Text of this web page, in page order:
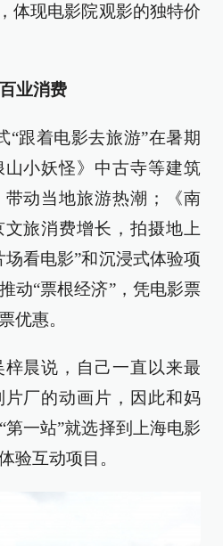
体现电影院观影的独特价
业消费
“跟着电影去旅游”在暑期
小妖怪》中古寺等建筑
动当地旅游热潮；《南
旅消费增长，拍摄地上
看电影”和沉浸式体验项
动“票根经济”，凭电影票
优惠。
晨说，自己一直以来最
厂的动画片，因此和妈
一站”就选择到上海电影
验互动项目。